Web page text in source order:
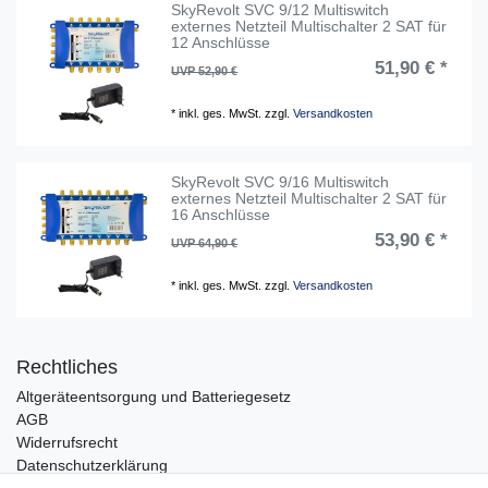
SkyRevolt SVC 9/12 Multiswitch
externes Netzteil Multischalter 2 SAT für
12 Anschlüsse
UVP 52,90 € 51,90 € *
*inkl. ges. MwSt. zzgl.Versandkosten
SkyRevolt SVC 9/16 Multiswitch
externes Netzteil Multischalter 2 SAT für
16 Anschlüsse
UVP 64,90 € 53,90 € *
*inkl. ges. MwSt. zzgl.Versandkosten
Rechtliches
Altgeräteentsorgung und Batteriegesetz
AGB
Widerrufsrecht
Datenschutzerklärung